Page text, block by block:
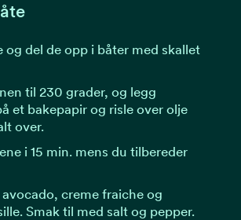
og del de opp i båter med skallet
til 230 grader, og legg
et bakepapir og risle over olje
over.
i 15 min. mens du tilbereder
creme fraiche og
Smak til med salt og pepper.